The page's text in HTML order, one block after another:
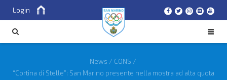
Login
News / CONS /
“Cortina di Stelle”: San Marino presente nella mostra ad alta quota